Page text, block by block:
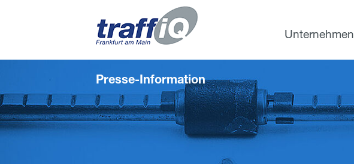
Unternehmen
Presse-Information